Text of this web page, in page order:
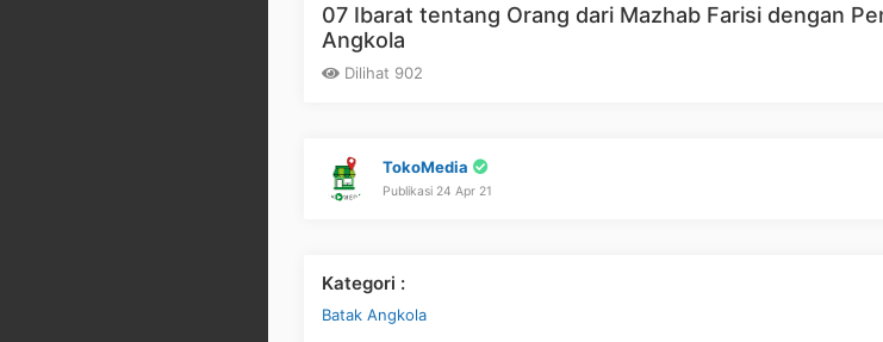
07 Ibarat tentang Orang dari Mazhab Farisi dengan
Angkola
Dilihat 902
TokoMedia
Publikasi 24 Apr 21
Kategori :
Batak Angkola